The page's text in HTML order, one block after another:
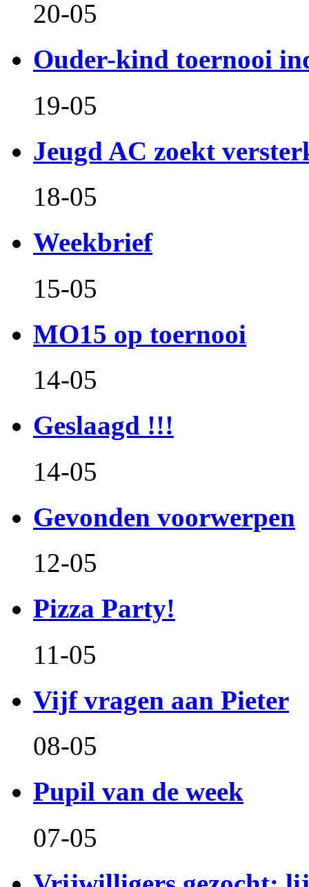
20-05
Ouder-kind toernooi
19-05
Jeugd AC zoekt
18-05
Weekbrief
15-05
MO15 op toernooi
14-05
Geslaagd !!!
14-05
Gevonden voorwerpen
12-05
Pizza Party!
11-05
Vijf vragen aan Pieter
08-05
Pupil van de week
07-05